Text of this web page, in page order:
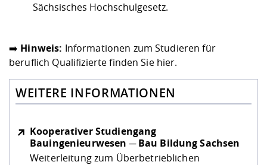
Sächsisches Hochschulgesetz.
➡️ Hinweis: Informationen zum Studieren für
beruflich Qualifizierte finden Sie hier.
WEITERE INFORMATIONEN
Kooperativer Studiengang
Bauingenieurwesen ─ Bau Bildung Sachsen
Weiterleitung zum Überbetrieblichen